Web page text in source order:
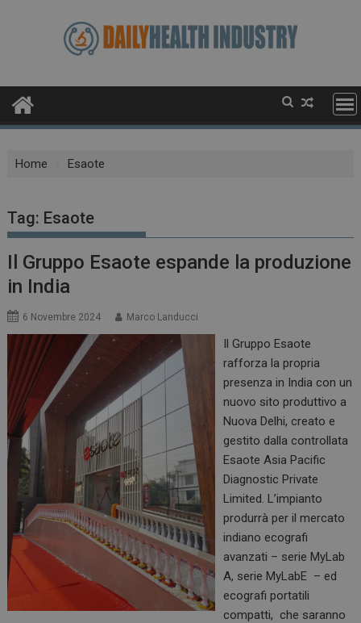
Home Esaote
Tag: Esaote
Il Gruppo Esaote espande la produzione
in India
6 Novembre 2024 Marco Landucci
Il Gruppo Esaote
rafforza la propria
presenza in India con un
nuovo sito produttivo a
Nuova Delhi, creato e
gestito dalla controllata
Esaote Asia Pacific
Diagnostic Private
Limited. L’impianto
produrrà per il mercato
indiano ecografi
avanzati – serie MyLab
A, serie MyLabE – ed
ecografi portatili
compatti, che saranno